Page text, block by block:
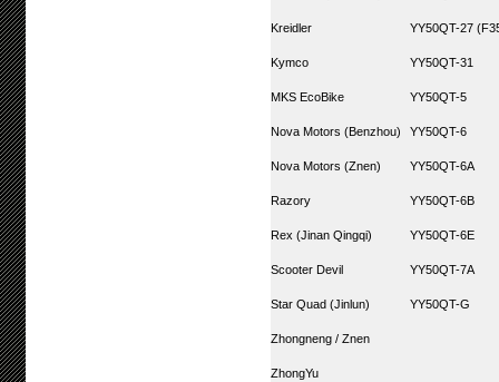
Kreidler
Kymco
MKS EcoBike
Nova Motors (Benzhou)
Nova Motors (Znen)
Razory
Rex (Jinan Qingqi)
Scooter Devil
Star Quad (Jinlun)
Zhongneng / Znen
ZhongYu
YY50QT-27
YY50QT-31
YY50QT-5
YY50QT-6
YY50QT-6A
YY50QT-6B
YY50QT-6E
YY50QT-7A
YY50QT-G